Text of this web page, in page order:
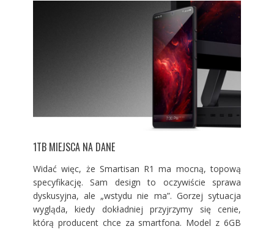
1TB MIEJSCA NA DANE
Widać więc, że Smartisan R1 ma mocną, topową
specyfikację. Sam design to oczywiście sprawa
dyskusyjna, ale „wstydu nie ma”. Gorzej sytuacja
wygląda, kiedy dokładniej przyjrzymy się cenie,
którą producent chce za smartfona. Model z 6GB